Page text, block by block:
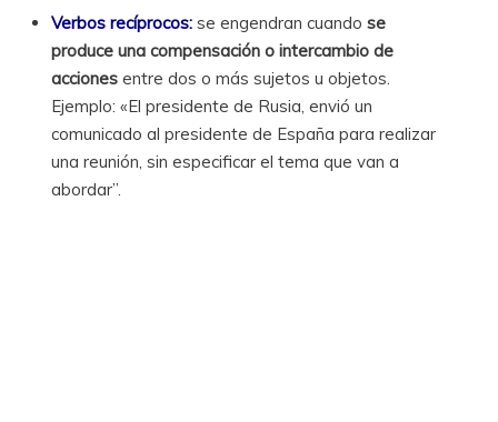
Verbos recíprocos: se engendran cuandose
produce una compensación o intercambio de
acciones entre dos o más sujetos u objetos.
Ejemplo: «El presidente de Rusia, envió un
comunicado al presidente de España para realizar
una reunión, sin especificar el tema que van a
abordar”.